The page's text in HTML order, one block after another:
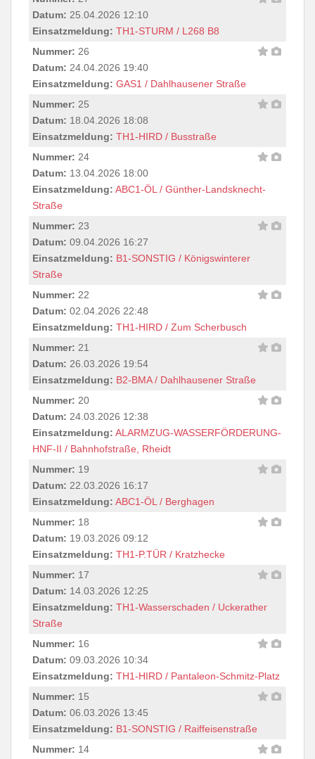
Datum: 25.04.2026 12:10
Einsatzmeldung: TH1-STURM / L268 B8
Nummer: 26
Datum: 24.04.2026 19:40
Einsatzmeldung: GAS1 / Dahlhausener Straße
Nummer: 25
Datum: 18.04.2026 18:08
Einsatzmeldung: TH1-HIRD / Busstraße
Nummer: 24
Datum: 13.04.2026 18:00
Einsatzmeldung: ABC1-ÖL / Günther-Landsknecht-
Straße
Nummer: 23
Datum: 09.04.2026 16:27
Einsatzmeldung: B1-SONSTIG / Königswinterer
Straße
Nummer: 22
Datum: 02.04.2026 22:48
Einsatzmeldung: TH1-HIRD / Zum Scherbusch
Nummer: 21
Datum: 26.03.2026 19:54
Einsatzmeldung: B2-BMA / Dahlhausener Straße
Nummer: 20
Datum: 24.03.2026 12:38
Einsatzmeldung: ALARMZUG-WASSERFÖRDERUNG-
HNF-II / Bahnhofstraße, Rheidt
Nummer: 19
Datum: 22.03.2026 16:17
Einsatzmeldung: ABC1-ÖL / Berghagen
Nummer: 18
Datum: 19.03.2026 09:12
Einsatzmeldung: TH1-P.TÜR / Kratzhecke
Nummer: 17
Datum: 14.03.2026 12:25
Einsatzmeldung: TH1-Wasserschaden / Uckerather
Straße
Nummer: 16
Datum: 09.03.2026 10:34
Einsatzmeldung: TH1-HIRD / Pantaleon-Schmitz-Platz
Nummer: 15
Datum: 06.03.2026 13:45
Einsatzmeldung: B1-SONSTIG / Raiffeisenstraße
Nummer: 14